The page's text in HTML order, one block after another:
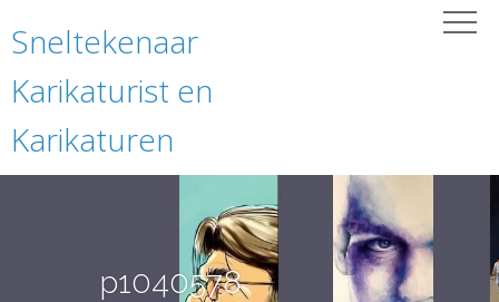
Sneltekenaar
Karikaturist en
Karikaturen
p1040578